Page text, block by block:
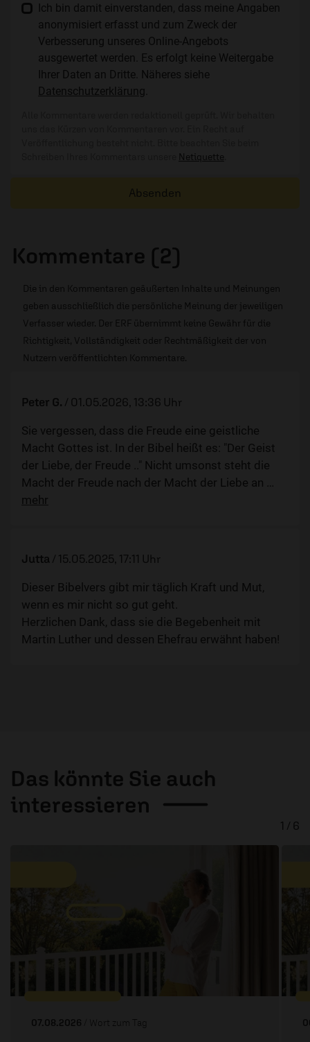
Ich bin damit einverstanden, dass meine Angaben
anonymisiert erfasst und zum Zweck der
Verbesserung unseres Online-Angebots
ausgewertet werden. Es erfolgt keine Weitergabe
Ihrer Daten an Dritte. Näheres siehe
Datenschutzerklärung
Netiquette
Absenden
Kommentare (2)
Die in den Kommentaren geäußerten Inhalte und Meinungen
geben ausschließlich die persönliche Meinung der jeweiligen
Verfasser wieder. Der ERF übernimmt keine Gewähr für die
Richtigkeit, Vollständigkeit oder Rechtmäßigkeit der von
Nutzern veröffentlichten Kommentare.
Peter G. / 01.05.2026, 13:36 Uhr
Sie vergessen, dass die Freude eine geistliche
Macht Gottes ist. In der Bibel heißt es: "Der Geist
der Liebe, der Freude .." Nicht umsonst steht die
Macht der Freude nach der Macht der Liebe an
…
mehr
Jutta / 15.05.2025, 17:11 Uhr
Dieser Bibelvers gibt mir täglich Kraft und Mut,
wenn es mir nicht so gut geht.
Herzlichen Dank, dass sie die Begebenheit mit
Martin Luther und dessen Ehefrau erwähnt haben!
Das könnte Sie auch
interessieren
07.08.2026 / Wort zum Tag
1 / 6